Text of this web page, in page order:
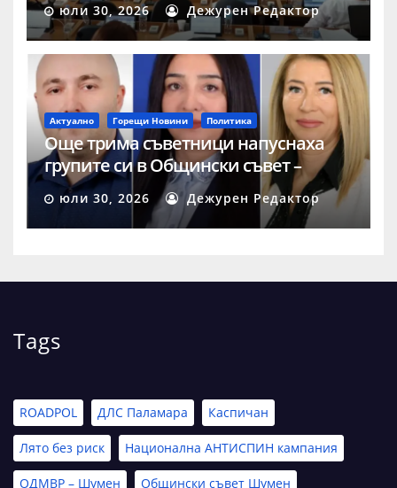
юли 30, 2026 Дежурен Редактор
Актуално Горещи Новини Политика
Още трима съветници напуснаха
групите си в Общински съвет –
Шумен
юли 30, 2026 Дежурен Редактор
Tags
ROADPOL ДЛС Паламара Каспичан
Лято без риск Национална АНТИСПИН кампания
ОДМВР – Шумен Общински съвет Шумен